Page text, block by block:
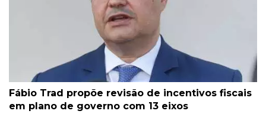
Fábio Trad propõe revisão de incentivos fiscais
em plano de governo com 13 eixos